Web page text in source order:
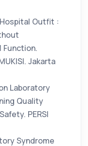
Outfit :
Function.
Jakarta
Laboratory
Quality
PERSI
Syndrome